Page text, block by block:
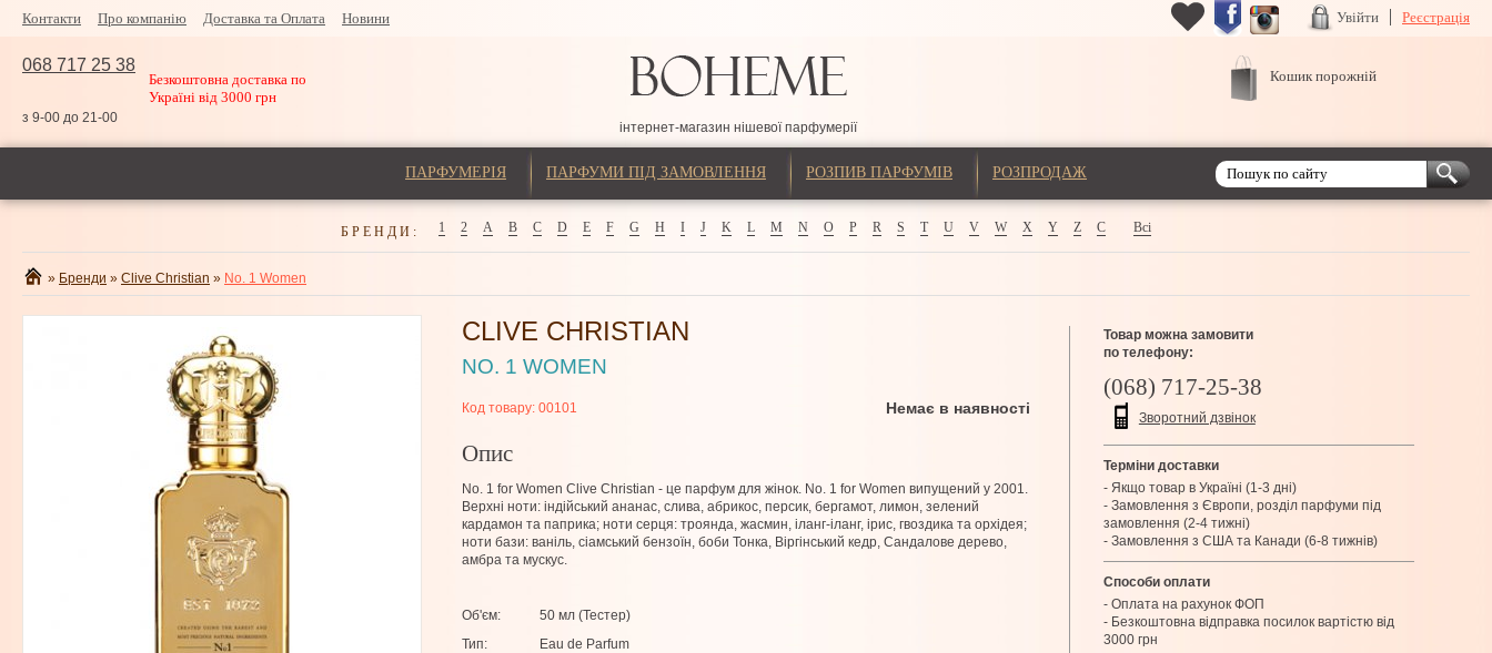
Контакти Про компанію Доставка та Оплата Новини Увійти Реєстрація
068 717 25 38
Безкоштовна доставка по
Україні від 3000 грн
з 9-00 до 21-00
інтернет-магазин нішевої парфумерії
Кошик порожній
ПАРФУМЕРІЯ ПАРФУМИ ПІД ЗАМОВЛЕННЯ РОЗПИВ ПАРФУМІВ РОЗПРОДАЖ
БРЕНДИ: 1 2 A B C D E F G H I J K L M N O P R S T U V W X Y Z С Всі
» Бренди » Clive Christian » No. 1 Women
CLIVE CHRISTIAN
NO. 1 WOMEN
Код товару: 00101 Немає в наявності
Опис
No. 1 for Women Clive Christian - це парфум для жінок. No. 1 for Women випущений у 2001.
Верхні ноти: індійський ананас, слива, абрикос, персик, бергамот, лимон, зелений
кардамон та паприка; ноти серця: троянда, жасмин, іланг-іланг, ірис, гвоздика та орхідея;
ноти бази: ваніль, сіамський бензоїн, боби Тонка, Віргінський кедр, Сандалове дерево,
амбра та мускус.
Об'єм:
50 мл (Тестер)
Тип:
Eau de Parfum
Товар можна замовити
по телефону:
(068) 717-25-38
Зворотний дзвінок
Терміни доставки
- Якщо товар в Україні (1-3 дні)
- Замовлення з Європи, розділ парфуми під
замовлення (2-4 тижні)
- Замовлення з США та Канади (6-8 тижнів)
Способи оплати
- Оплата на рахунок ФОП
- Безкоштовна відправка посилок вартістю від
3000 грн